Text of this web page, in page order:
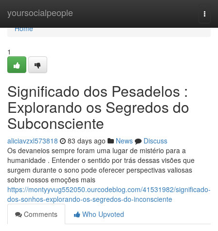
yoursocialpeople
Home
Home
1
Significado dos Pesadelos :
Explorando os Segredos do
Subconsciente
aliciavzxl573818 83 days ago News
Discuss
Os devaneios sempre foram uma lugar de mistério para a
humanidade . Entender o sentido por trás dessas visões que
surgem durante o sono pode oferecer perspectivas valiosas
sobre nossos emoções mais
https://montyyvug552050.ourcodeblog.com/41531982/significado-
dos-sonhos-explorando-os-segredos-do-inconsciente
Comments
Who Upvoted